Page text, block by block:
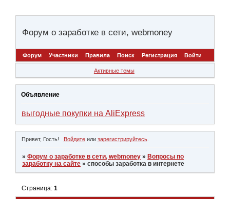
Форум о заработке в сети, webmoney
Форум Участники Правила Поиск Регистрация Войти
Активные темы
Объявление
выгодные покупки на AliExpress
Привет, Гость! Войдитеили зарегистрируйтесь.
»Форум о заработке в сети, webmoney » Вопросы по
заработку на сайте »способы заработка в интернете
Страница:1